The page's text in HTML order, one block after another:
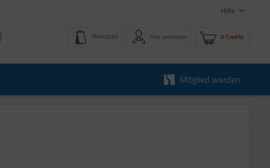
Hilfe
Merkzettel Hier anmelden 0 Credits
Mitglied werden